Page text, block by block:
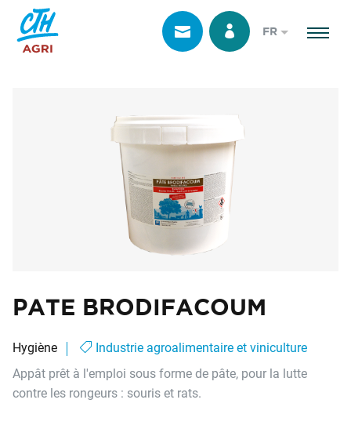
FR
PATE BRODIFACOUM
Hygiène
Industrie agroalimentaire et viniculture
Appât prêt à l'emploi sous forme de pâte, pour la lutte
contre les rongeurs : souris et rats.